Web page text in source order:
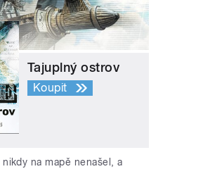
Tajuplný ostrov
Koupit
na mapě nenašel, a